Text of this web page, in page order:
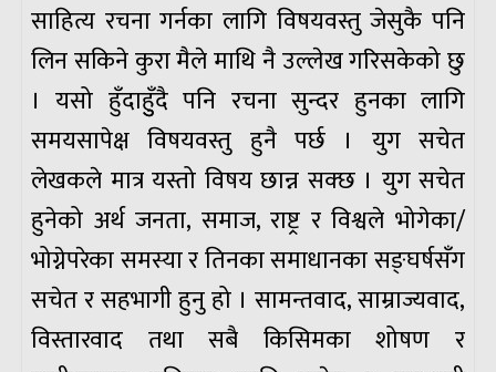
साहित्य रचना गर्नका लागि विषयवस्तु जेसुकै पनि
लिन सकिने कुरा मैले माथि नै उल्लेख गरिसकेको छु
। यसो हुँदाहुुँदै पनि रचना सुन्दर हुनका लागि
समयसापेक्ष विषयवस्तु हुनै पर्छ । युग सचेत
लेखकले मात्र यस्तो विषय छान्न सक्छ । युग सचेत
हुनेको अर्थ जनता, समाज, राष्ट्र र विश्वले भोगेका/
भोग्नेपरेका समस्या र तिनका समाधानका सङ्घर्षसँग
सचेत र सहभागी हुनु हो । सामन्तवाद, साम्राज्यवाद,
विस्तारवाद तथा सबै किसिमका शोषण र